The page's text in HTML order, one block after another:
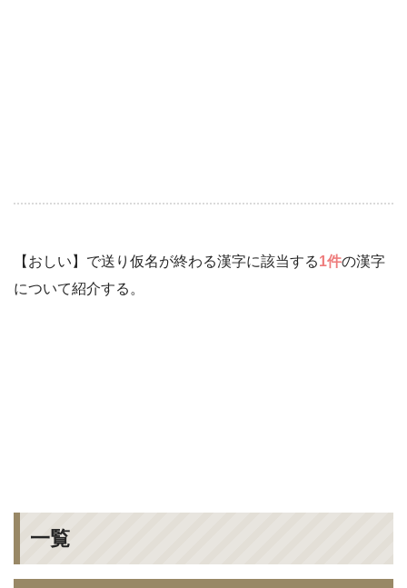
【おしい】で送り仮名が終わる漢字に該当する1件の漢字
について紹介する。
一覧